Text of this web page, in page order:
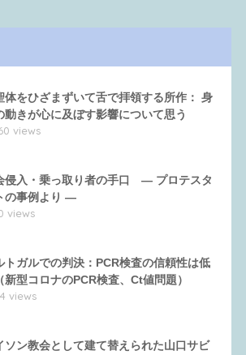
体をひざまずいて舌で拝領する所作： 身
動きが心に及ぼす影響について思う
views
侵入・乗っ取り者の手口 ― プロテスタ
の事例より ―
views
トガルでの判決：PCR検査の信頼性は低
新型コロナのPCR検査、Ct値問題）
views
ソン教会として建て替えられた山口サビ